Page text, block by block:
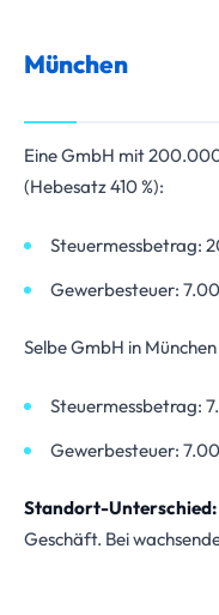
München
Eine GmbH mit
(Hebesatz 410 %):
Steuermessbetrag:
Gewerbesteuer:
Selbe GmbH in
Steuermessbetrag:
Gewerbesteuer:
Standort-
Geschäft. Bei